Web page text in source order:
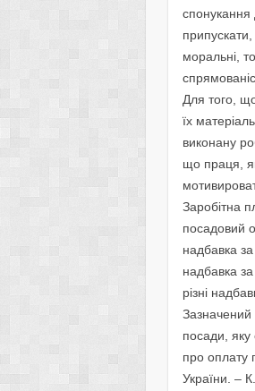
спонукання
моральні,
Для того,
їх
виконану
що праця,
Заробітна
посадовий
надбавка
надбавка
різні
Зазначений
посади,
про оплату
України. –